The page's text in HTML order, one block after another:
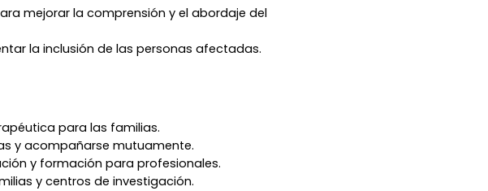
mejorar la comprensión y el abordaje del
la inclusión de las personas afectadas.
para las familias.
y acompañarse mutuamente.
y formación para profesionales.
y centros de investigación.